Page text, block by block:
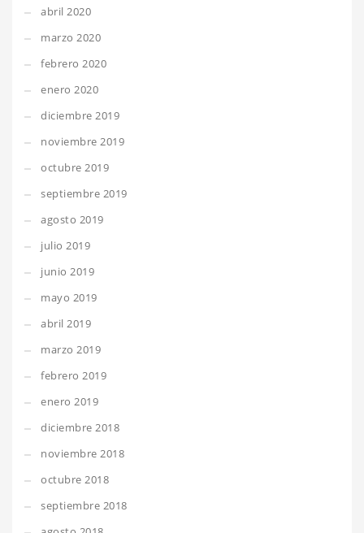
abril 2020
marzo 2020
febrero 2020
enero 2020
diciembre 2019
noviembre 2019
octubre 2019
septiembre 2019
agosto 2019
julio 2019
junio 2019
mayo 2019
abril 2019
marzo 2019
febrero 2019
enero 2019
diciembre 2018
noviembre 2018
octubre 2018
septiembre 2018